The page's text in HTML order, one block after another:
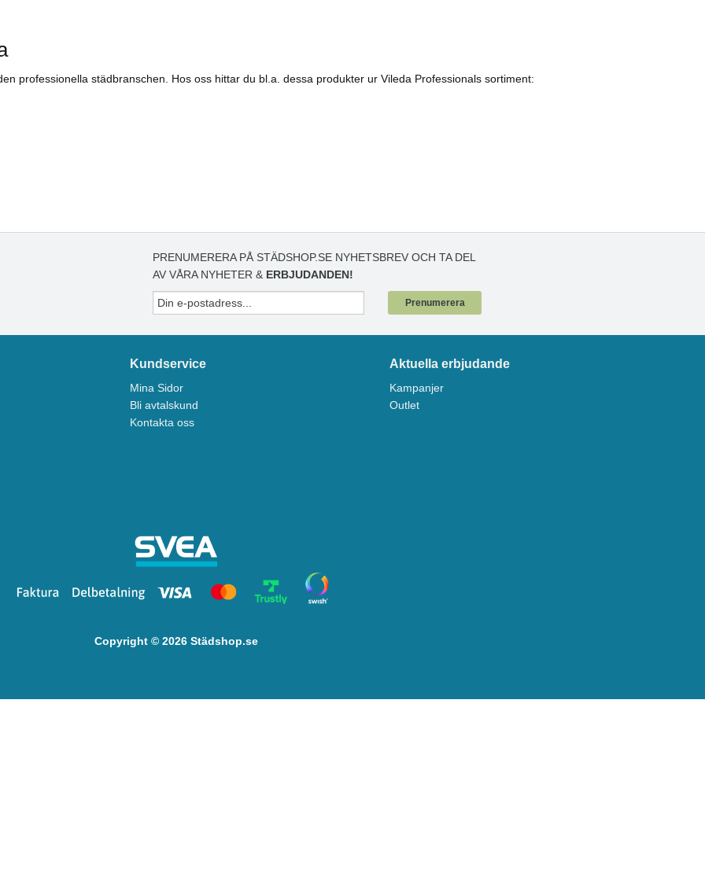
professionella städbranschen. Hos oss hittar du bl.a. dessa produkter ur Vileda Professionals sortiment:
PRENUMERERA PÅ STÄDSHOP.SE NYHETSBREV OCH TA DEL
AV VÅRA NYHETER & ERBJUDANDEN!
Prenumerera
Kundservice
Mina Sidor
Bli avtalskund
Kontakta oss
Aktuella erbjudande
Kampanjer
Outlet
Copyright © 2026 Städshop.se